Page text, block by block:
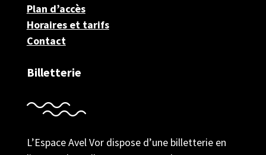
Plan d’accès
Horaires et tarifs
Contact
Billetterie
L’Espace Avel Vor dispose d’une billetterie en